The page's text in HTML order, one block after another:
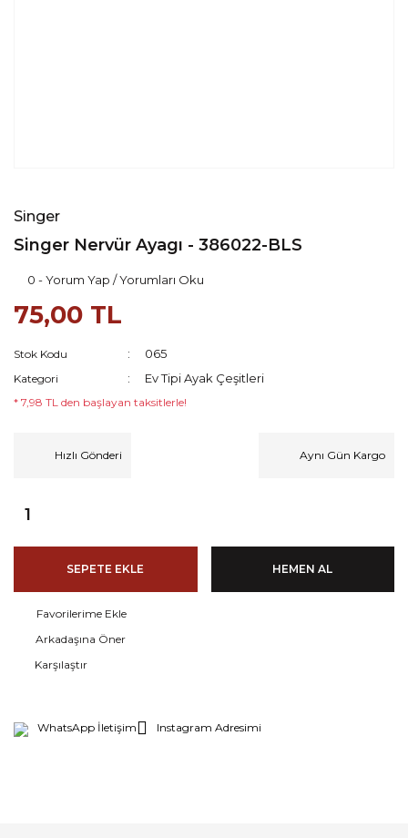
Singer
Singer Nervür Ayagı - 386022-BLS
0 - Yorum Yap / Yorumları Oku
75,00 TL
Stok Kodu 065
Kategori Ev Tipi Ayak Çeşitleri
* 7,98 TL den başlayan taksitlerle!
Hızlı Gönderi Aynı Gün Kargo
SEPETE EKLE HEMEN AL
Arkadaşına Öner
Karşılaştır
WhatsApp İletişim Instagram Adresimi